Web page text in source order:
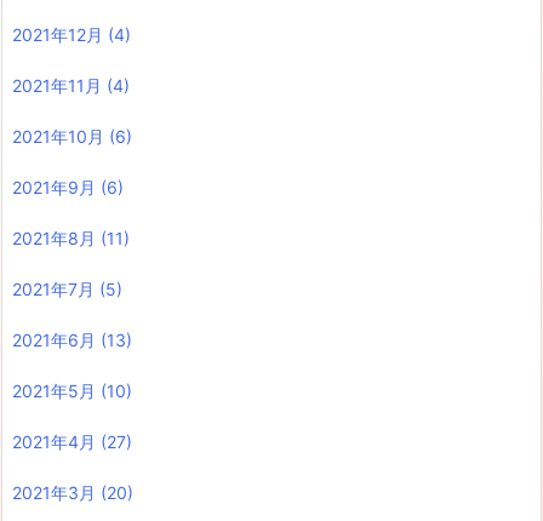
2021年12月 (4)
2021年11月 (4)
2021年10月 (6)
2021年9月 (6)
2021年8月 (11)
2021年7月 (5)
2021年6月 (13)
2021年5月 (10)
2021年4月 (27)
2021年3月 (20)